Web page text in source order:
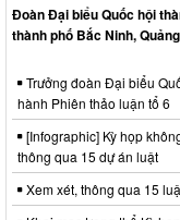
Đoàn Đại biểu Quốc hội
thành phố Bắc Ninh,
Trưởng đoàn Đại biểu
hành Phiên thảo luận tổ 6
[Infographic] Kỳ họp
thông qua 15 dự án luật
Xem xét, thông qua 15